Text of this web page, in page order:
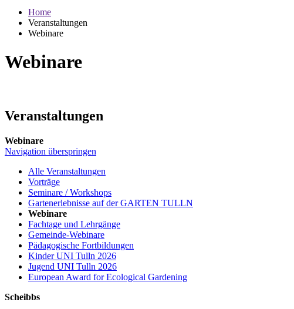
Home
Veranstaltungen
Webinare
Webinare
Veranstaltungen
Webinare
Navigation überspringen
Alle Veranstaltungen
Vorträge
Seminare / Workshops
Gartenerlebnisse auf der GARTEN TULLN
Webinare
Fachtage und Lehrgänge
Gemeinde-Webinare
Pädagogische Fortbildungen
Kinder UNI Tulln 2026
Jugend UNI Tulln 2026
European Award for Ecological Gardening
Scheibbs